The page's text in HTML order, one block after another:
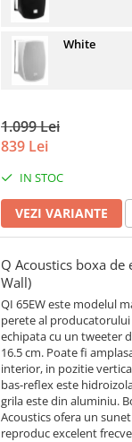
White
1.099 Lei
839 Lei
IN STOC
VEZI VARIANTE
Q Acoustics boxa de
Wall)
QI 65EW este modelul
perete al
echipata cu un tweeter
16.5 cm. Poate fi
interior, in pozitie
bas-reflex este
grila este din aluminiu.
Acoustics ofera un
reproduc excelent